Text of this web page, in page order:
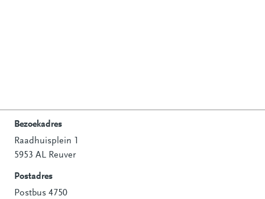
Contactinformatie
Bezoekadres
Raadhuisplein 1
5953 AL Reuver
Postadres
Postbus 4750